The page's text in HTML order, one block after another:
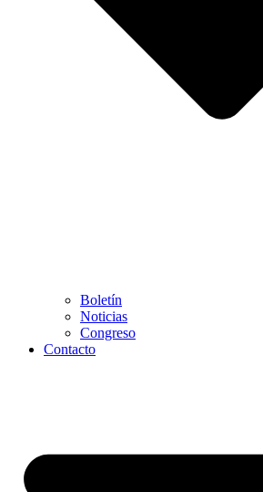
Boletín
Noticias
Congreso
Contacto